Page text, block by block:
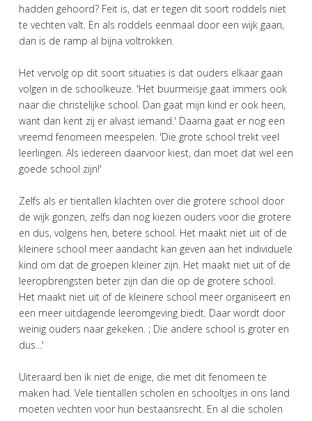
hadden gehoord? Feit is, dat er tegen dit soort roddels niet
te vechten valt. En als roddels eenmaal door een wijk gaan,
dan is de ramp al bijna voltrokken.
Het vervolg op dit soort situaties is dat ouders elkaar gaan
volgen in de schoolkeuze. 'Het buurmeisje gaat immers ook
naar die christelijke school. Dan gaat mijn kind er ook heen,
want dan kent zij er alvast iemand.' Daarna gaat er nog een
vreemd fenomeen meespelen. 'Die grote school trekt veel
leerlingen. Als iedereen daarvoor kiest, dan moet dat wel een
goede school zijn!'
Zelfs als er tientallen klachten over die grotere school door
de wijk gonzen, zelfs dan nog kiezen ouders voor die grotere
en dus, volgens hen, betere school. Het maakt niet uit of de
kleinere school meer aandacht kan geven aan het individuele
kind om dat de groepen kleiner zijn. Het maakt niet uit of de
leeropbrengsten beter zijn dan die op de grotere school.
Het maakt niet uit of de kleinere school meer organiseert en
een meer uitdagende leeromgeving biedt. Daar wordt door
weinig ouders naar gekeken. ; Die andere school is groter en
dus...'
Uiteraard ben ik niet de enige, die met dit fenomeen te
maken had. Vele tientallen scholen en schooltjes in ons land
moeten vechten voor hun bestaansrecht. En al die scholen